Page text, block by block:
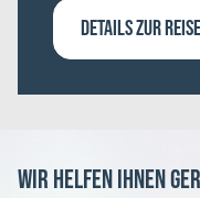
REISE
8 Tage
DETAILS ZUR REISE
Wir helfen Ihnen